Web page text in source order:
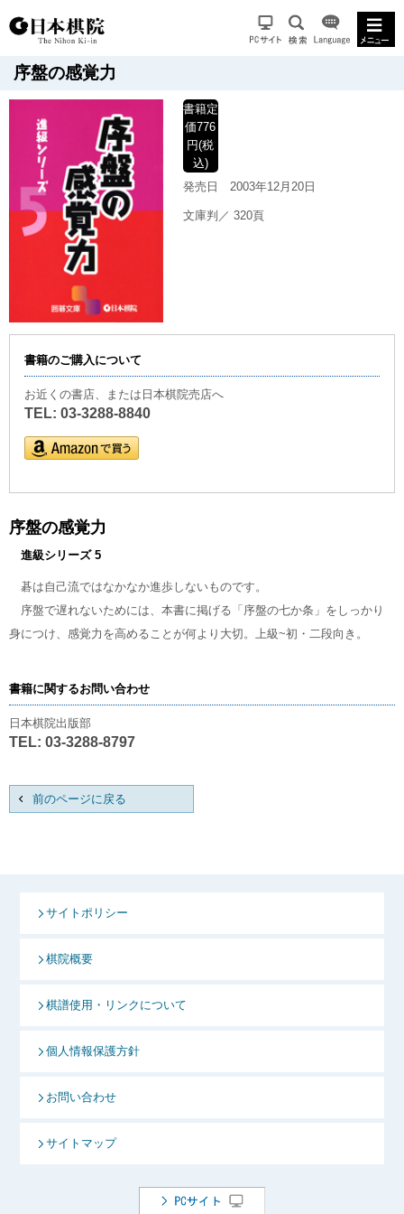
序盤の感覚力
書籍定
価776
円(税
込)
発売日
2003年12月20日
文庫判／ 320頁
書籍のご購入について
お近くの書店、または日本棋院売店へ
TEL: 03-3288-8840
序盤の感覚力
進級シリーズ 5
碁は自己流ではなかなか進歩しないものです。
序盤で遅れないためには、本書に掲げる「序盤の七か条」をしっかり
身につけ、感覚力を高めることが何より大切。上級~初・二段向き。
書籍に関するお問い合わせ
日本棋院出版部
TEL: 03-3288-8797
前のページに戻る
サイトポリシー
棋院概要
棋譜使用・リンクについて
個人情報保護方針
お問い合わせ
サイトマップ